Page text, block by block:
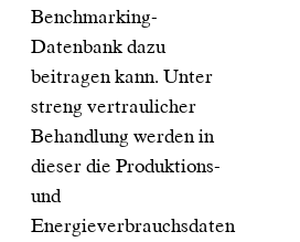
Benchmarking-
Datenbank dazu
beitragen kann. Unter
streng vertraulicher
Behandlung werden in
dieser die Produktions-
und
Energieverbrauchsdaten